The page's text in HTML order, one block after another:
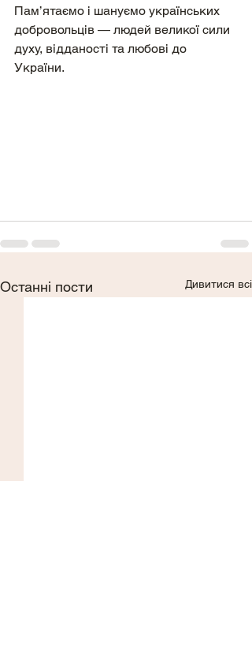
Пам’ятаємо і шануємо українських
добровольців — людей великої сили
духу, відданості та любові до
України.
Останні пости Дивитися всі